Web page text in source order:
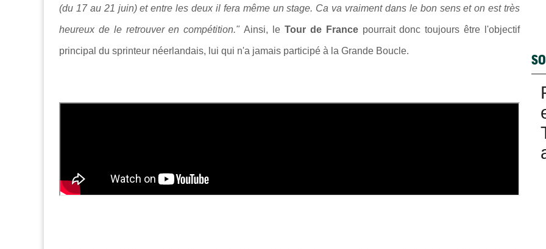
(du 17 au 21 juin) et entre les deux il fera même un stage. Ca va vraiment dans le bon sens et on est très
heureux de le retrouver en compétition."Ainsi, le Tour de France pourrait donc toujours être l'objectif
principal du sprinteur néerlandais, lui qui n'a jamais participé à la Grande Boucle.